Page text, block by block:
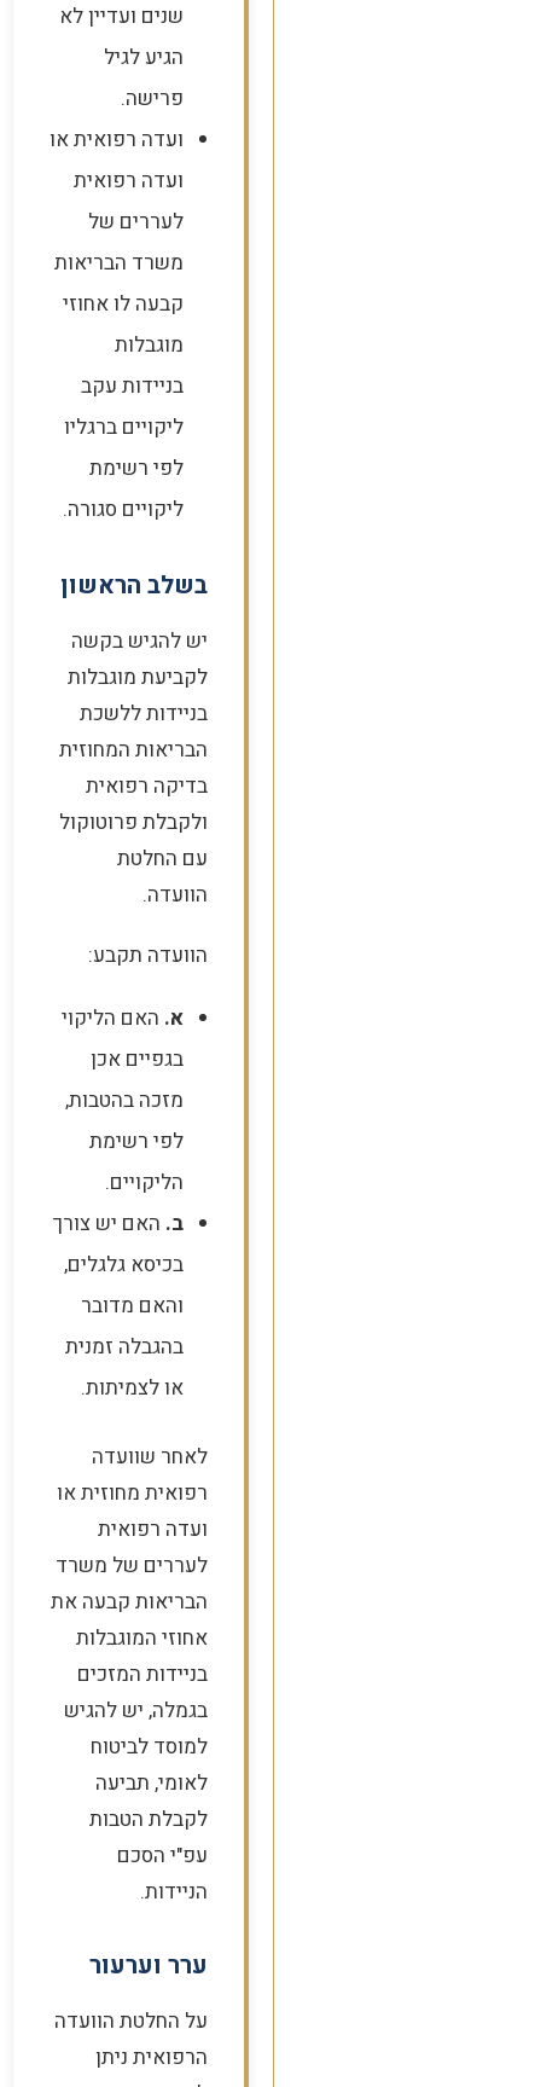
שנים ועדיין לא
הגיע לגיל
פרישה.
ועדה רפואית או
ועדה רפואית
לעררים של
משרד הבריאות
קבעה לו אחוזי
מוגבלות
בניידות עקב
ליקויים ברגליו
לפי רשימת
ליקויים סגורה.
בשלב הראשון
יש להגיש בקשה
לקביעת מוגבלות
בניידות ללשכת
הבריאות המחוזית
בדיקה רפואית
ולקבלת פרוטוקול
עם החלטת
הוועדה.
הוועדה תקבע:
א. האם הליקוי
בגפיים אכן
מזכה בהטבות,
לפי רשימת
הליקויים.
ב. האם יש צורך
בכיסא גלגלים,
והאם מדובר
בהגבלה זמנית
או לצמיתות.
לאחר שוועדה
רפואית מחוזית או
ועדה רפואית
לעררים של משרד
הבריאות קבעה את
אחוזי המוגבלות
בניידות המזכים
בגמלה, יש להגיש
למוסד לביטוח
לאומי, תביעה
לקבלת הטבות
עפ"י הסכם
הניידות.
ערר וערעור
על החלטת הוועדה
הרפואית ניתן